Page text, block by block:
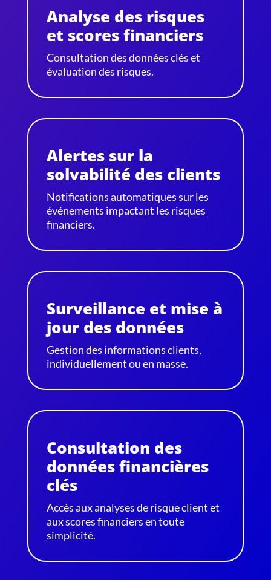
Analyse des risques
et scores financiers
Consultation des données clés et
évaluation des risques.
Alertes sur la
solvabilité des clients
Notifications automatiques sur les
événements impactant les risques
financiers.
Surveillance et mise à
jour des données
Gestion des informations clients,
individuellement ou en masse.
Consultation des
données financières
clés
Accès aux analyses de risque client et
aux scores financiers en toute
simplicité.